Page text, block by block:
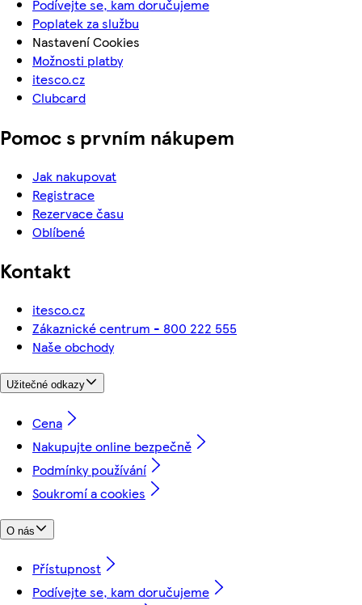
Podívejte se, kam doručujeme
Poplatek za službu
Nastavení Cookies
Možnosti platby
itesco.cz
Clubcard
Pomoc s prvním nákupem
Jak nakupovat
Registrace
Rezervace času
Oblíbené
Kontakt
itesco.cz
Zákaznické centrum - 800 222 555
Naše obchody
Užitečné odkazy
Cena
Nakupujte online bezpečně
Podmínky používání
Soukromí a cookies
O nás
Přístupnost
Podívejte se, kam doručujeme